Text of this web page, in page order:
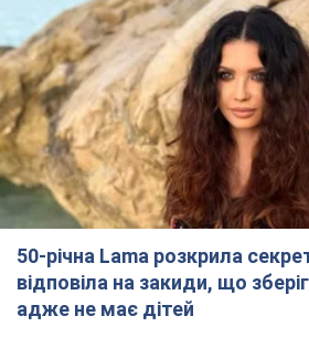
50-річна Lama розкрила
відповіла на закиди, що
адже не має дітей